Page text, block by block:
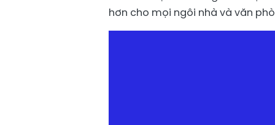
hơn cho mọi ngôi nhà và văn